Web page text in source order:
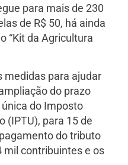
para mais de 230
de R$ 50, há ainda
“Kit da Agricultura
medidas para ajudar
do prazo
do Imposto
(IPTU), para 15 de
do tributo
mil contribuintes e os